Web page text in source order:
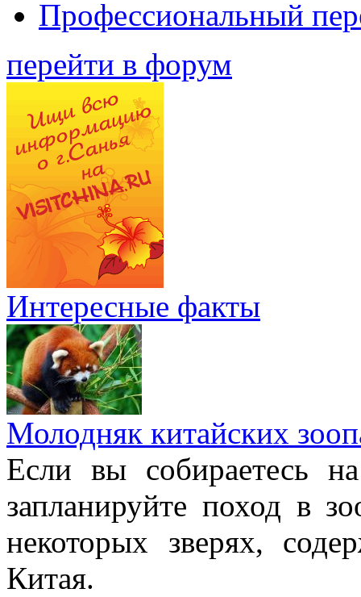
Профессиональный
перейти в форум
Интересные факты
Молодняк китайских
Если вы собираетесь
запланируйте поход в
некоторых зверях,
Китая.